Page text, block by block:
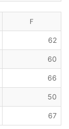
Ｆ
62
60
66
50
67